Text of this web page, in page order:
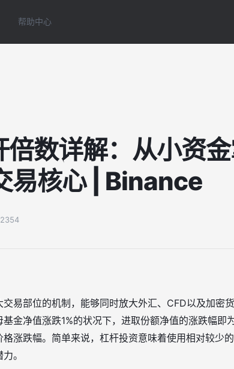
帮助中心
倍数详解：从小资
易核心 | Binance
2354
易部位的机制，能够同时放大外汇、CFD以及加密
金净值涨跌1%的状况下，进取份额净值的涨跌幅即
涨跌幅。简单来说，杠杆投资意味着使用相对较少
。